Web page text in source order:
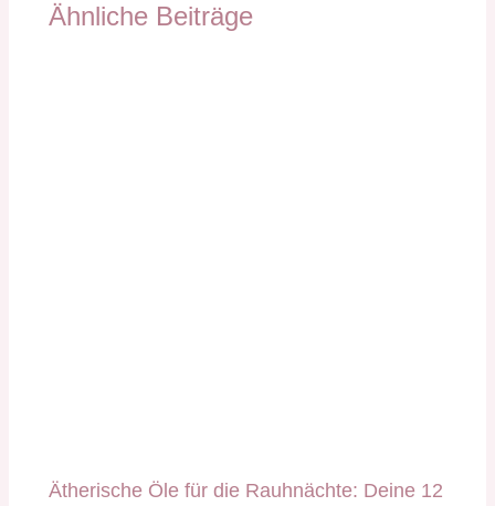
Ähnliche Beiträge
Ätherische Öle für die Rauhnächte: Deine 12